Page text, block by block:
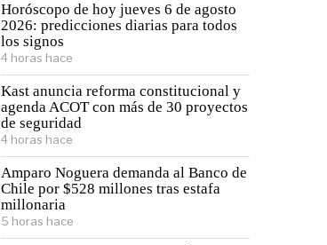
Horóscopo de hoy jueves 6 de agosto
2026: predicciones diarias para todos
los signos
4 horas hace
Kast anuncia reforma constitucional y
agenda ACOT con más de 30 proyectos
de seguridad
4 horas hace
Amparo Noguera demanda al Banco de
Chile por $528 millones tras estafa
millonaria
5 horas hace